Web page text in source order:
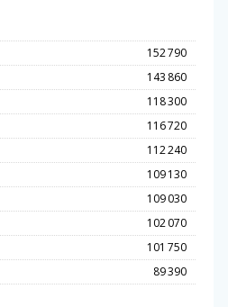
152 790
143 860
118 300
116 720
112 240
109 130
109 030
102 070
101 750
89 390